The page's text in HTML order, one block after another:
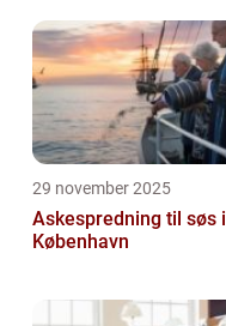
29 november 2025
Askespredning til søs i
København